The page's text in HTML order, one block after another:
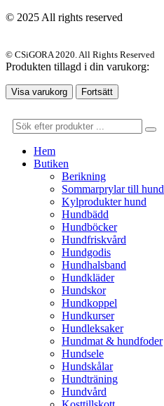
© 2025 All rights reserved
© CSiGORA 2020. All Rights Reserved
Produkten tillagd i din varukorg:
Visa varukorg Fortsätt
Hem
Butiken
Berikning
Sommarprylar till hund
Kylprodukter hund
Hundbädd
Hundböcker
Hundfriskvård
Hundgodis
Hundhalsband
Hundkläder
Hundskor
Hundkoppel
Hundkurser
Hundleksaker
Hundmat & hundfoder
Hundsele
Hundskålar
Hundträning
Hundvård